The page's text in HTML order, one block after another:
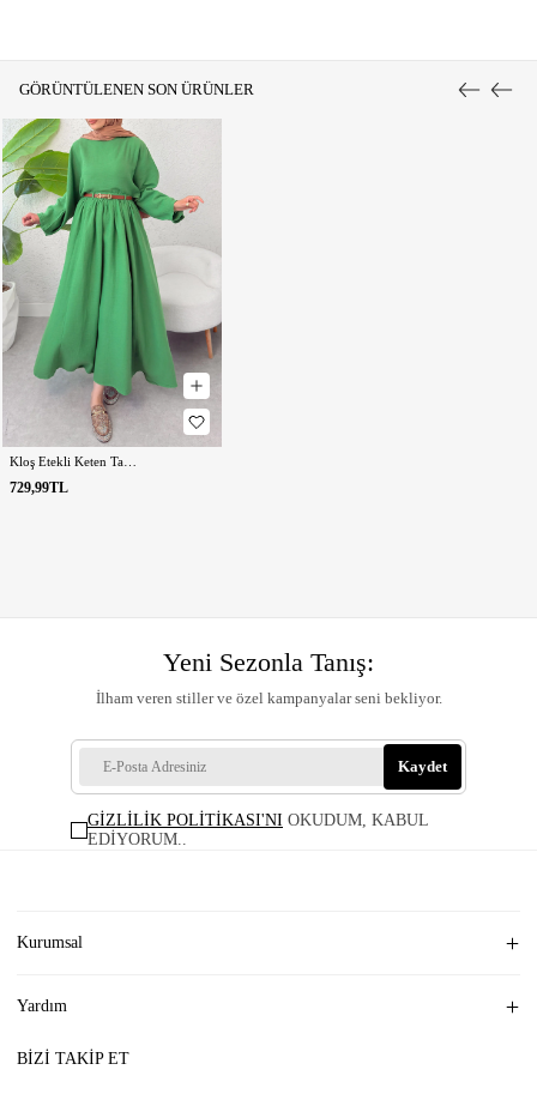
GÖRÜNTÜLENEN SON ÜRÜNLER
Kloş Etekli Keten Takım 31287 - YEŞİL
729,99TL
Yeni Sezonla Tanış:
İlham veren stiller ve özel kampanyalar seni bekliyor.
Kaydet
GİZLİLİK POLİTİKASI'NI OKUDUM, KABUL
EDİYORUM..
Kurumsal
Yardım
BİZİ TAKİP ET